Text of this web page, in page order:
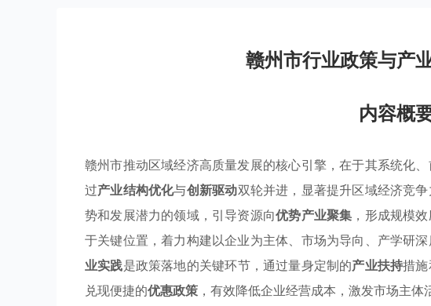
赣州市行业政策与产
内容概
赣州市推动区域经济高质量发展的核心引擎，在于其系统化
过产业结构优化与创新驱动双轮并进，显著提升区域经济竞
势和发展潜力的领域，引导资源向优势产业聚集 ，形成规模
于关键位置，着力构建以企业为主体、市场为导向、产学研
业实践是政策落地的关键环节，通过量身定制的产业扶持措
兑现便捷的优惠政策 ，有效降低企业经营成本，激发市场主体